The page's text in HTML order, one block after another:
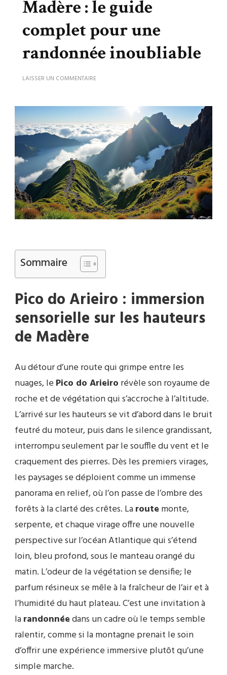
Madère : le guide
complet pour une
randonnée inoubliable
LAISSER UN COMMENTAIRESUR
ARIEIRO
MADÈRE
:
LE
GUIDE
COMPLET
UNE
RANDONNÉE
INOUBLIABLE
Sommaire
Pico do Arieiro : immersion
sensorielle sur les hauteurs
de Madère
Au détour d’une route qui grimpe entre les
nuages, le Pico do Arieiro révèle son royaume de
roche et de végétation qui s’accroche à l’altitude.
L’arrivé sur les hauteurs se vit d’abord dans le bruit
feutré du moteur, puis dans le silence grandissant,
interrompu seulement par le souffle du vent et le
craquement des pierres. Dès les premiers virages,
les paysages se déploient comme un immense
panorama en relief, où l’on passe de l’ombre des
forêts à la clarté des crêtes. Laroute monte,
serpente, et chaque virage offre une nouvelle
perspective sur l’océan Atlantique qui s’étend
loin, bleu profond, sous le manteau orangé du
matin. L’odeur de la végétation se densifie; le
parfum résineux se mêle à la fraîcheur de l’air et à
l’humidité du haut plateau. C’est une invitation à
larandonnéedans un cadre où le temps semble
ralentir, comme si la montagne prenait le soin
d’offrir une expérience immersive plutôt qu’une
simple marche.